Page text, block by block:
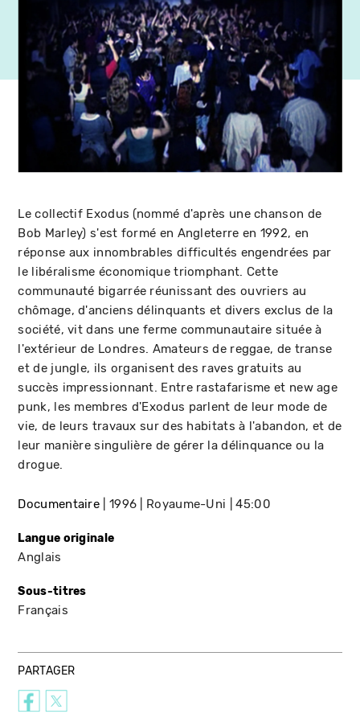
Le collectif Exodus (nommé d'après une chanson de
Bob Marley) s'est formé en Angleterre en 1992, en
réponse aux innombrables difficultés engendrées par
le libéralisme économique triomphant. Cette
communauté bigarrée réunissant des ouvriers au
chômage, d'anciens délinquants et divers exclus de la
société, vit dans une ferme communautaire située à
l'extérieur de Londres. Amateurs de reggae, de transe
et de jungle, ils organisent des raves gratuits au
succès impressionnant. Entre rastafarisme et new age
punk, les membres d'Exodus parlent de leur mode de
vie, de leurs travaux sur des habitats à l'abandon, et de
leur manière singulière de gérer la délinquance ou la
drogue.
Documentaire 1996 Royaume-Uni 45:00
Langue originale
Anglais
Sous-titres
Français
PARTAGER